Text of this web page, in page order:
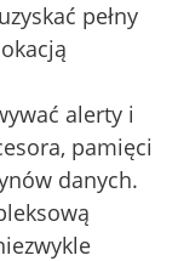
pełny
alerty i
pamięci
danych.